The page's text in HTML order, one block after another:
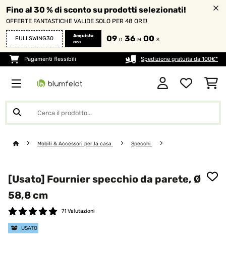
Fino al 30 % di sconto su prodotti selezionati!
OFFERTE FANTASTICHE VALIDE SOLO PER 48 ORE!
FULLSWING30
Acquista
ora
09 O 36 M 00 S
Pagamenti flessibili Spedizione gratuita da 100€*
Mobili & Accessori per la casa Specchi
[Usato] Fournier specchio da parete, Ø
58,8 cm
71 Valutazioni
USATO